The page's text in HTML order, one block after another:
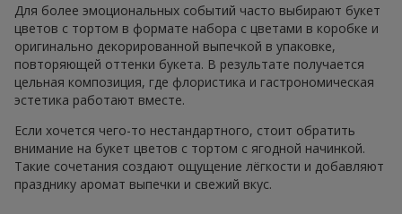
Для более эмоциональных событий часто выбирают букет
цветов с тортом в формате набора с цветами в коробке и
оригинально декорированной выпечкой в упаковке,
повторяющей оттенки букета. В результате получается
цельная композиция, где флористика и гастрономическая
эстетика работают вместе.
Если хочется чего-то нестандартного, стоит обратить
внимание на букет цветов с тортом с ягодной начинкой.
Такие сочетания создают ощущение лёгкости и добавляют
празднику аромат выпечки и свежий вкус.